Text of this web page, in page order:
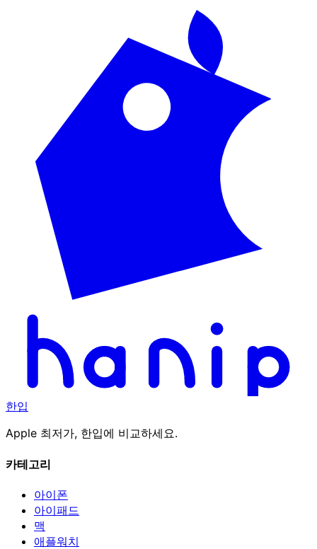
한입
Apple 최저가, 한입에 비교하세요.
카테고리
아이폰
아이패드
맥
애플워치